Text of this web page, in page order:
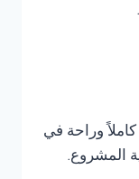
وراحة في
المشروع.